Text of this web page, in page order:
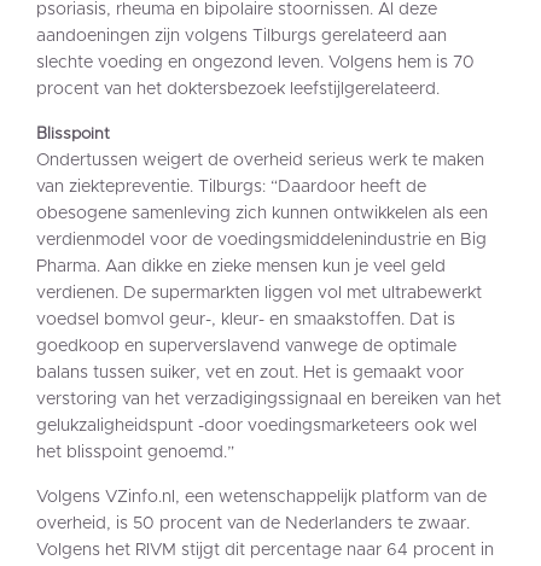
psoriasis, rheuma en bipolaire stoornissen. Al deze
aandoeningen zijn volgens Tilburgs gerelateerd aan
slechte voeding en ongezond leven. Volgens hem is 70
procent van het doktersbezoek leefstijlgerelateerd.
Blisspoint
Ondertussen weigert de overheid serieus werk te maken
van ziektepreventie. Tilburgs: “Daardoor heeft de
obesogene samenleving zich kunnen ontwikkelen als een
verdienmodel voor de voedingsmiddelenindustrie en Big
Pharma. Aan dikke en zieke mensen kun je veel geld
verdienen. De supermarkten liggen vol met ultrabewerkt
voedsel bomvol geur-, kleur- en smaakstoffen. Dat is
goedkoop en superverslavend vanwege de optimale
balans tussen suiker, vet en zout. Het is gemaakt voor
verstoring van het verzadigingssignaal en bereiken van het
gelukzaligheidspunt -door voedingsmarketeers ook wel
het blisspoint genoemd.”
Volgens VZinfo.nl, een wetenschappelijk platform van de
overheid, is 50 procent van de Nederlanders te zwaar.
Volgens het RIVM stijgt dit percentage naar 64 procent in